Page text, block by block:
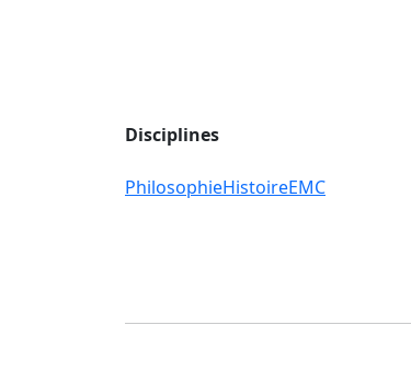
Disciplines
PhilosophieHistoireEMC